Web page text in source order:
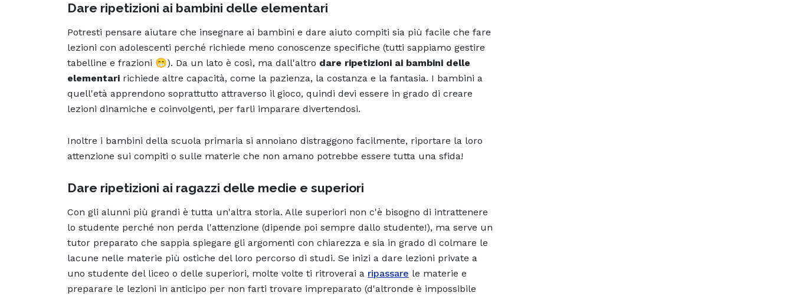
Dare ripetizioni ai bambini delle elementari
Potresti pensare aiutare che insegnare ai bambini e dare aiuto compiti sia più facile che fare
lezioni con adolescenti perché richiede meno conoscenze specifiche (tutti sappiamo gestire
tabelline e frazioni 😁). Da un lato è così, ma dall'altro dare ripetizioni ai bambini delle
elementari richiede altre capacità, come la pazienza, la costanza e la fantasia. I bambini a
quell'età apprendono soprattutto attraverso il gioco, quindi devi essere in grado di creare
lezioni dinamiche e coinvolgenti, per farli imparare divertendosi.
Inoltre i bambini della scuola primaria si annoiano distraggono facilmente, riportare la loro
attenzione sui compiti o sulle materie che non amano potrebbe essere tutta una sfida!
Dare ripetizioni ai ragazzi delle medie e superiori
Con gli alunni più grandi è tutta un'altra storia. Alle superiori non c'è bisogno di intrattenere
lo studente perché non perda l'attenzione (dipende poi sempre dallo studente!), ma serve un
tutor preparato che sappia spiegare gli argomenti con chiarezza e sia in grado di colmare le
lacune nelle materie più ostiche del loro percorso di studi. Se inizi a dare lezioni private a
uno studente del liceo o delle superiori, molte volte ti ritroverai a ripassare le materie e
preparare le lezioni in anticipo per non farti trovare impreparato (d'altronde è impossibile